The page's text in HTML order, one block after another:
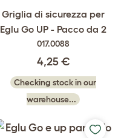
Griglia di sicurezza per
Eglu Go UP - Pacco da 2
017.0088
4,25 €
Checking stock in our
warehouse...